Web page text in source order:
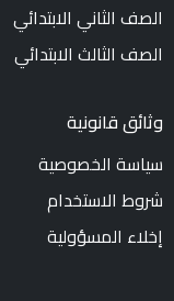
الصف الثاني الابتدائي
الصف الثالث الابتدائي
وثائق قانونية
سياسة الخصوصية
شروط الاستخدام
إخلاء المسؤولية